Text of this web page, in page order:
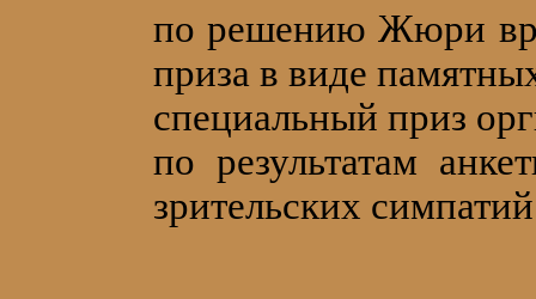
по решению Жюри
приза в виде
специальный приз
по результатам
зрительских